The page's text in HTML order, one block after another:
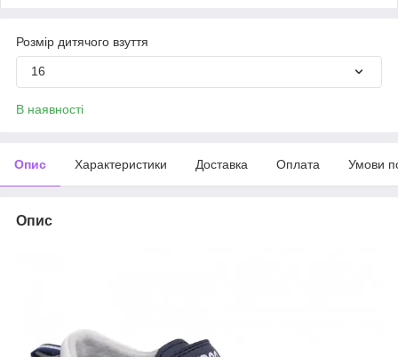
Розмір дитячого взуття
16
В наявності
Опис Характеристики Доставка Оплата Умови
Опис